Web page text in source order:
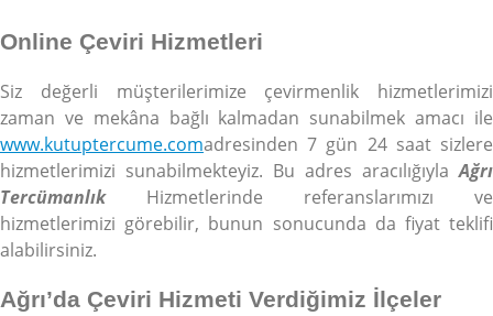
Online Çeviri Hizmetleri
Siz değerli müşterilerimize çevirmenlik hizmetlerimizi
zaman ve mekâna bağlı kalmadan sunabilmek amacı ile
www.kutuptercume.comadresinden 7 gün 24 saat sizlere
hizmetlerimizi sunabilmekteyiz. Bu adres aracılığıylaAğrı
TercümanlıkHizmetlerinde referanslarımızı ve
hizmetlerimizi görebilir, bunun sonucunda da fiyat teklifi
alabilirsiniz.
Ağrı’da Çeviri Hizmeti Verdiğimiz İlçeler